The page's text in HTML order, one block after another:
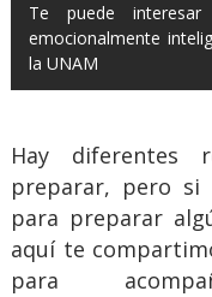
Te puede
emocionalmente
la UNAM
Hay diferentes
preparar, pero si
para preparar
aquí te
para